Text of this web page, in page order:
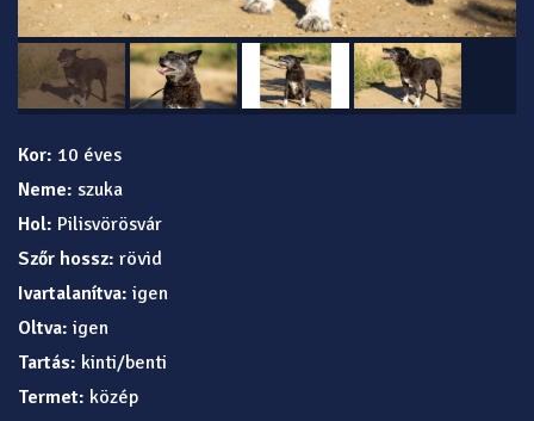
Kor: 10 éves
Neme: szuka
Hol: Pilisvörösvár
Szőr hossz: rövid
Ivartalanítva: igen
Oltva: igen
Tartás: kinti/benti
Termet: közép